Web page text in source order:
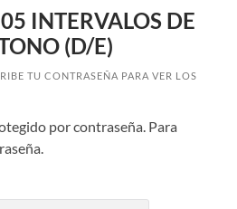
INTERVALOS DE
(D/E)
TU CONTRASEÑA PARA VER LOS
por contraseña. Para